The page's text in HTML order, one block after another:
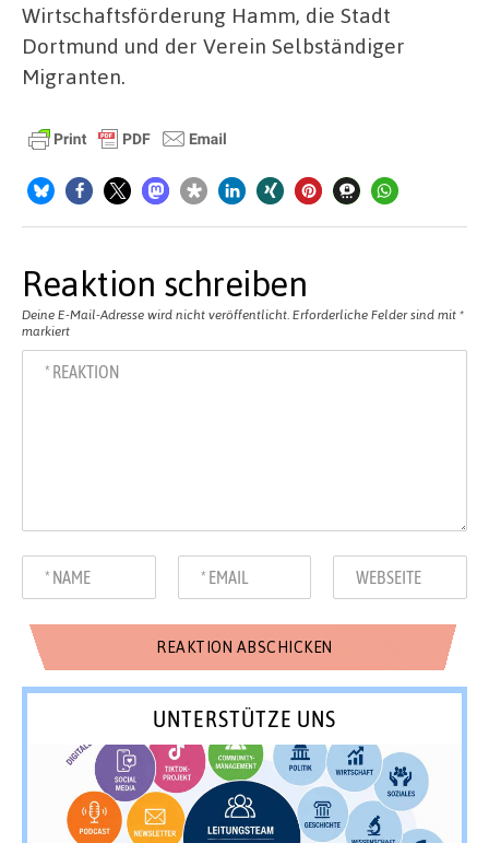
Wirtschaftsförderung Hamm, die Stadt
Dortmund und der Verein Selbständiger
Migranten.
Reaktion schreiben
Deine E-Mail-Adresse wird nicht veröffentlicht. Erforderliche Felder sind mit *
markiert
UNTERSTÜTZE UNS